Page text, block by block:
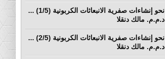
نحو إنشاءات صفرية الانبعاثات الكربونية (1/5) ...
د.م.م. مالك دنقلا
نحو إنشاءات صفرية الانبعاثات الكربونية (2/5) ...
د.م.م. مالك دنقلا